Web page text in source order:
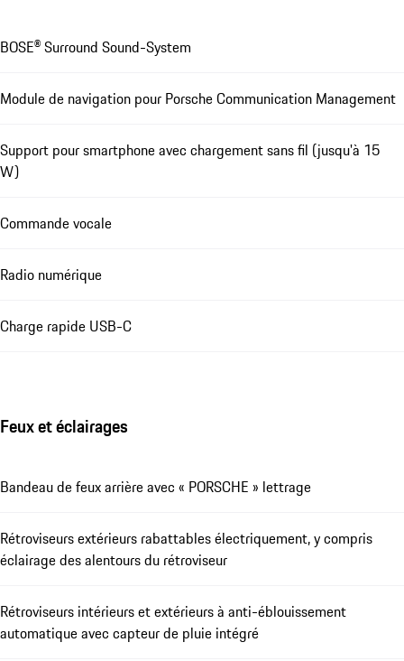
BOSE® Surround Sound-System
Module de navigation pour Porsche Communication Management
Support pour smartphone avec chargement sans fil (jusqu'à 15
W)
Commande vocale
Radio numérique
Charge rapide USB-C
Feux et éclairages
Bandeau de feux arrière avec « PORSCHE » lettrage
Rétroviseurs extérieurs rabattables électriquement, y compris
éclairage des alentours du rétroviseur
Rétroviseurs intérieurs et extérieurs à anti-éblouissement
automatique avec capteur de pluie intégré